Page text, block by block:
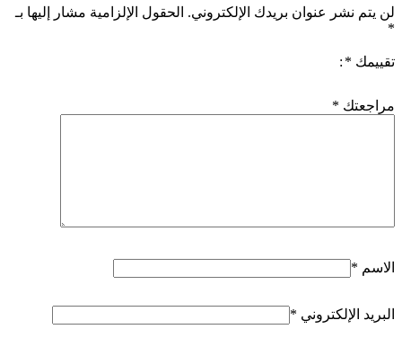
لن يتم نشر عنوان بريدك الإلكتروني. الحقول الإلزامية مشار إليها بـ
*
تقييمك *
مراجعتك *
الاسم *
البريد الإلكتروني *